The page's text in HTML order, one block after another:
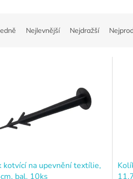
Nejlevnější Nejdražší
kotvící na upevnění textílie,
bal. 10ks